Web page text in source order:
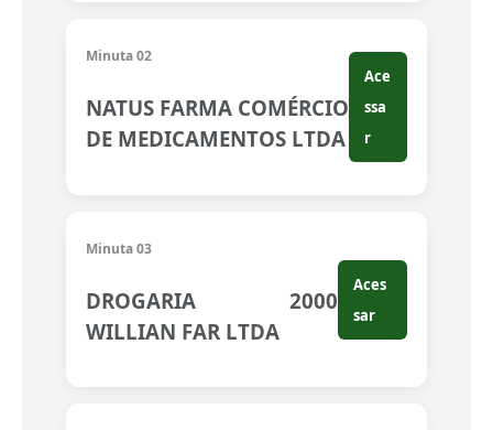
Minuta 02
NATUS FARMA COMÉRCIO
DE MEDICAMENTOS LTDA
Ace
ssa
r
Minuta 03
DROGARIA 2000
WILLIAN FAR LTDA
Aces
sar